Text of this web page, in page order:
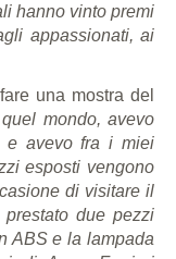
hanno vinto premi
appassionati, ai
una mostra del
mondo, avevo
e avevo fra i miei
esposti vengono
di visitare il
due pezzi
ABS e la lampada